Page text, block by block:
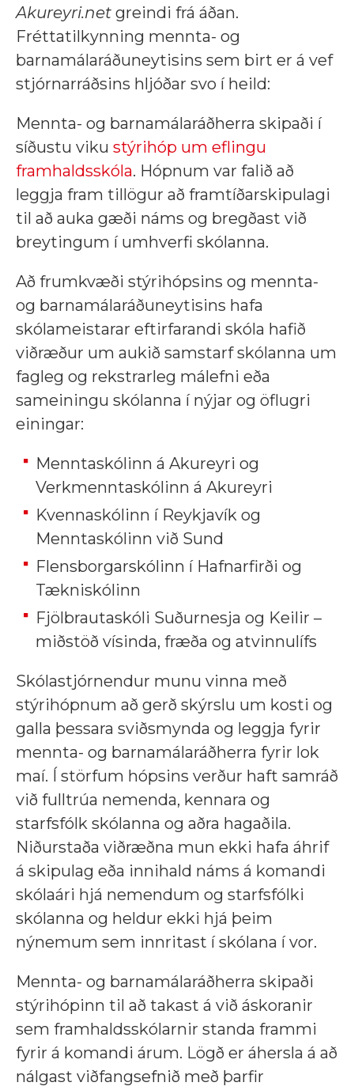
Akureyri.net greindi frá áðan.
Fréttatilkynning mennta- og
barnamálaráðuneytisins sem birt er á vef
stjórnarráðsins hljóðar svo í heild:
Mennta- og barnamálaráðherra skipaði í
síðustu viku stýrihóp um eflingu
framhaldsskóla. Hópnum var falið að
leggja fram tillögur að framtíðarskipulagi
til að auka gæði náms og bregðast við
breytingum í umhverfi skólanna.
Að frumkvæði stýrihópsins og mennta-
og barnamálaráðuneytisins hafa
skólameistarar eftirfarandi skóla hafið
viðræður um aukið samstarf skólanna um
fagleg og rekstrarleg málefni eða
sameiningu skólanna í nýjar og öflugri
einingar:
Menntaskólinn á Akureyri og
Verkmenntaskólinn á Akureyri
Kvennaskólinn í Reykjavík og
Menntaskólinn við Sund
Flensborgarskólinn í Hafnarfirði og
Tækniskólinn
Fjölbrautaskóli Suðurnesja og Keilir –
miðstöð vísinda, fræða og atvinnulífs
Skólastjórnendur munu vinna með
stýrihópnum að gerð skýrslu um kosti og
galla þessara sviðsmynda og leggja fyrir
mennta- og barnamálaráðherra fyrir lok
maí. Í störfum hópsins verður haft samráð
við fulltrúa nemenda, kennara og
starfsfólk skólanna og aðra hagaðila.
Niðurstaða viðræðna mun ekki hafa áhrif
á skipulag eða innihald náms á komandi
skólaári hjá nemendum og starfsfólki
skólanna og heldur ekki hjá þeim
nýnemum sem innritast í skólana í vor.
Mennta- og barnamálaráðherra skipaði
stýrihópinn til að takast á við áskoranir
sem framhaldsskólarnir standa frammi
fyrir á komandi árum. Lögð er áhersla á að
nálgast viðfangsefnið með þarfir